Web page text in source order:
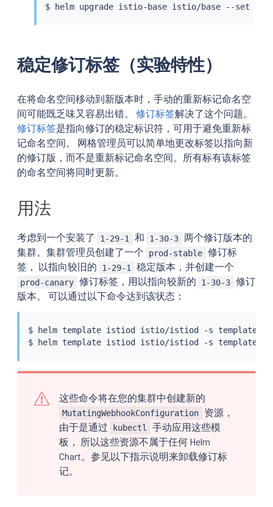
$ helm upgrade istio-base istio/base --set
稳定修订标签（实验特性）
在将命名空间移动到新版本时，手动的重新标记命名空
间可能既乏味又容易出错。 修订标签解决了这个问题。
修订标签是指向修订的稳定标识符，可用于避免重新标
记命名空间。 网格管理员可以简单地更改标签以指向新
的修订版，而不是重新标记命名空间。所有标有该标签
的命名空间将同时更新。
用法
考虑到一个安装了 1-29-1 和 1-30-3 两个修订版本的
集群。集群管理员创建了一个
prod-stable 修订标
签， 以指向较旧的
1-29-1 稳定版本，并创建一个
prod-canary 修订标签，用以指向较新的 1-30-3 修订
版本。 可以通过以下命令达到该状态：
$ helm template istiod istio/istiod -s templates/
$
helm template istiod istio/istiod -s templates/
这些命令将在您的集群中创建新的
MutatingWebhookConfiguration
资源，
由于是通过
kubectl
手动应用这些模
板， 所以这些资源不属于任何 Helm
Chart。参见以下指示说明来卸载修订标
记。